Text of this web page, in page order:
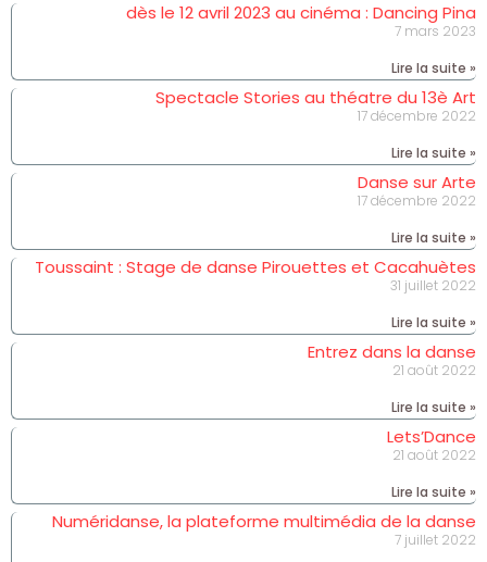
dès le 12 avril 2023 au cinéma : Dancing Pina
7 mars 2023
Lire la suite »
Spectacle Stories au théatre du 13è Art
17 décembre 2022
Lire la suite »
Danse sur Arte
17 décembre 2022
Lire la suite »
Toussaint : Stage de danse Pirouettes et Cacahuètes
31 juillet 2022
Lire la suite »
Entrez dans la danse
21 août 2022
Lire la suite »
Lets’Dance
21 août 2022
Lire la suite »
Numéridanse, la plateforme multimédia de la danse
7 juillet 2022